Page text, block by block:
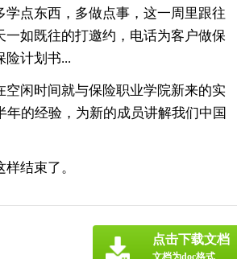
学点东西，多做点事，这一周里跟往
一如既往的打邀约，电话为客户做保
险计划书...
空闲时间就与保险职业学院新来的实
年的经验，为新的成员讲解我们中国
结束了。
点击下载文档
文档为doc格式